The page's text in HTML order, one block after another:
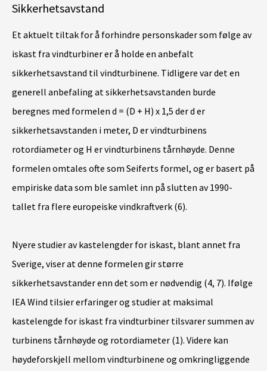
Sikkerhetsavstand
Et aktuelt tiltak for å forhindre personskader som følge av
iskast fra vindturbiner er å holde en anbefalt
sikkerhetsavstand til vindturbinene. Tidligere var det en
generell anbefaling at sikkerhetsavstanden burde
beregnes med formelen d = (D + H) x 1,5 der d er
sikkerhetsavstanden i meter, D er vindturbinens
rotordiameter og H er vindturbinens tårnhøyde. Denne
formelen omtales ofte som Seiferts formel, og er basert på
empiriske data som ble samlet inn på slutten av 1990-
tallet fra flere europeiske vindkraftverk (6).
Nyere studier av kastelengder for iskast, blant annet fra
Sverige, viser at denne formelen gir større
sikkerhetsavstander enn det som er nødvendig (4, 7). Ifølge
IEA Wind tilsier erfaringer og studier at maksimal
kastelengde for iskast fra vindturbiner tilsvarer summen av
turbinens tårnhøyde og rotordiameter (1). Videre kan
høydeforskjell mellom vindturbinene og omkringliggende